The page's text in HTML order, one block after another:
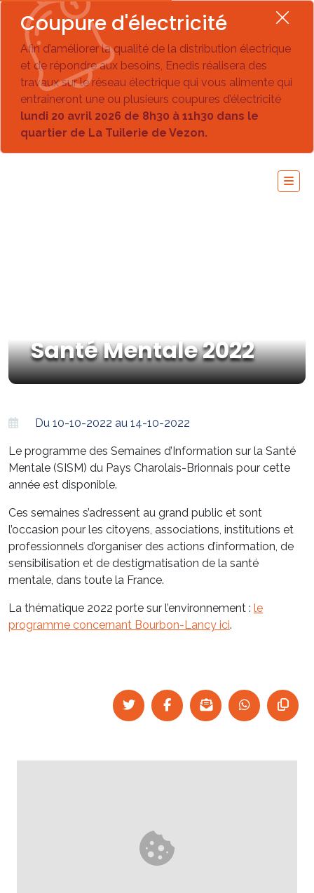
Coupure d'électricité
Afin d’améliorer la qualité de la distribution électrique
et de répondre aux besoins, Enedis réalisera des
travaux sur le réseau électrique qui vous alimente qui
entraîneront une ou plusieurs coupures d’électricité
lundi 20 avril 2026 de 8h30 à 11h30 dans le
quartier de La Tuilerie de Vezon.
Santé Mentale 2022
Du 10-10-2022 au 14-10-2022
Le programme des Semaines d’Information sur la Santé
Mentale (SISM) du Pays Charolais-Brionnais pour cette
année est disponible.
Ces semaines s’adressent au grand public et sont
l’occasion pour les citoyens, associations, institutions et
professionnels d’organiser des actions d’information, de
sensibilisation et de destigmatisation de la santé
mentale, dans toute la France.
La thématique 2022 porte sur l’environnement : le
programme concernant Bourbon-Lancy ici.